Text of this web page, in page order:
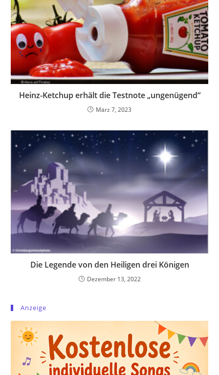
Heinz-Ketchup erhält die Testnote „ungenügend“
März 7, 2023
Die Legende von den Heiligen drei Königen
Dezember 13, 2022
Anzeige